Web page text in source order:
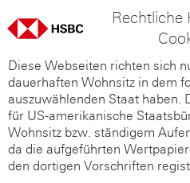
Rechtliche
Diese Webseiten richten sich
dauerhaften Wohnsitz in dem
auszuwählenden Staat haben.
für US-amerikanische
Wohnsitz bzw. ständigem
da die aufgeführten
den dortigen Vorschriften